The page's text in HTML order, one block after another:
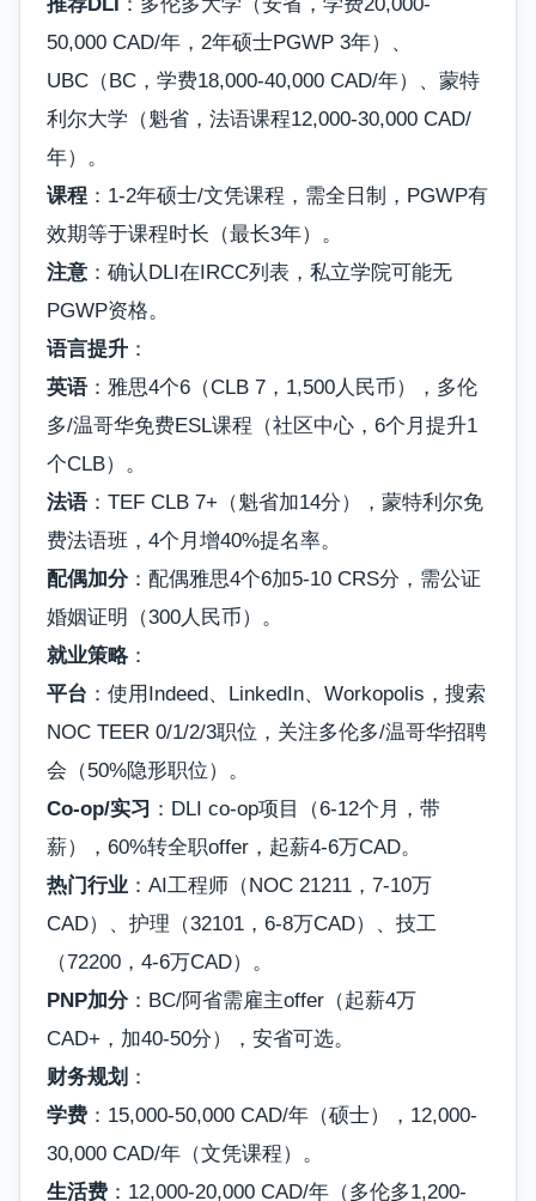
推荐DLI
：多伦多大学（安省，学费20,000-
50,000 CAD/年，2年硕士PGWP 3年）、
UBC（BC，学费18,000-40,000 CAD/年）、蒙特
利尔大学（魁省，法语课程12,000-30,000 CAD/
年）。
课程 ：1-2年硕士/文凭课程，需全日制，PGWP有
效期等于课程时长（最长3年）。
注意 ：确认DLI在IRCC列表，私立学院可能无
PGWP资格。
语言提升 ：
英语：雅思4个6（CLB 7，1,500人民币），多伦
多/温哥华免费ESL课程（社区中心，6个月提升1
个CLB）。
法语：TEF CLB 7+（魁省加14分），蒙特利尔免
费法语班，4个月增40%提名率。
配偶加分 ：配偶雅思4个6加5-10 CRS分，需公证
婚姻证明（300人民币）。
就业策略：
平台 ：使用Indeed、LinkedIn、Workopolis，搜索
NOC TEER 0/1/2/3职位，关注多伦多/温哥华招聘
会（50%隐形职位）。
Co-op/实习 ：DLI co-op项目（6-12个月，带
薪），60%转全职offer，起薪4-6万CAD。
热门行业 ：AI工程师（NOC 21211，7-10万
CAD）、护理（32101，6-8万CAD）、技工
（72200，4-6万CAD）。
PNP加分 ：BC/阿省需雇主offer（起薪4万
CAD+，加40-50分），安省可选。
财务规划 ：
学费 ：15,000-50,000 CAD/年（硕士），12,000-
30,000 CAD/年（文凭课程）。
生活费 ：12,000-20,000 CAD/年（多伦多1,200-